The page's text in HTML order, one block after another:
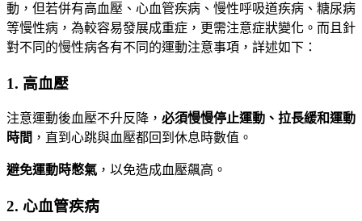
動，但若併有高血壓、心血管疾病、慢性呼吸道疾病、糖尿病
等慢性病，為較容易發展成重症，更需注意症狀變化。而且針
對不同的慢性病各有不同的運動注意事項，詳述如下：
1. 高血壓
注意運動後血壓不升反降， 必須慢慢停止運動、拉長緩和運動
時間 ，直到心跳與血壓都回到休息時數值。
避免運動時憋氣 ，以免造成血壓飆高。
2. 心血管疾病